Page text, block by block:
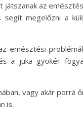
játszanak az
segít megelőzni a
emésztési
a juka gyökér
vagy akár porrá
is.